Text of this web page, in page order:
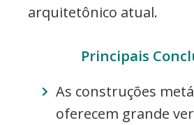
arquitetônico atual.
Principais
As construções
oferecem grande